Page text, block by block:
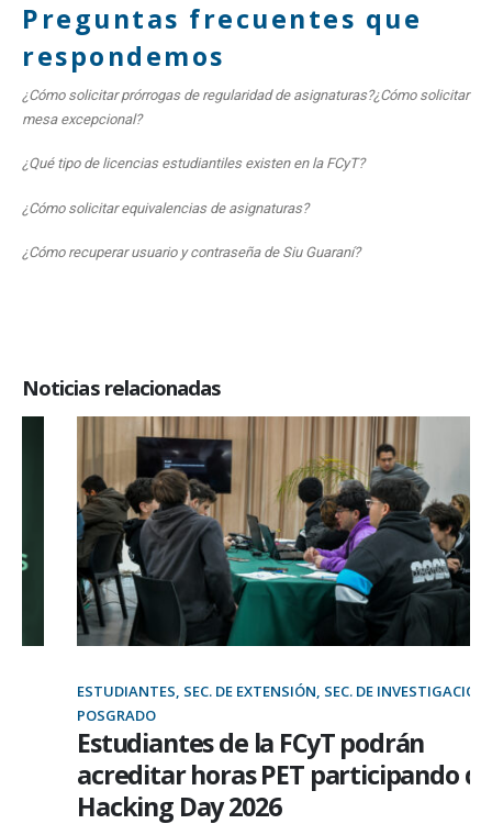
Preguntas frecuentes que
respondemos
¿Cómo solicitar prórrogas de regularidad de asignaturas?¿Cómo solicitar
mesa excepcional?
¿Qué tipo de licencias estudiantiles existen en la FCyT?
¿Cómo solicitar equivalencias de asignaturas?
¿Cómo recuperar usuario y contraseña de Siu Guaraní?
Noticias relacionadas
ESTUDIANTES, SEC. DE EXTENSIÓN, SEC. DE INVESTIGACIÓN Y
POSGRADO
Estudiantes de la FCyT podrán
acreditar horas PET participando del
Hacking Day 2026